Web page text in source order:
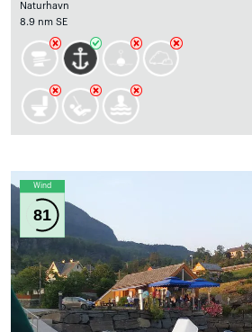
Naturhavn
8.9 nm SE
Wind
81